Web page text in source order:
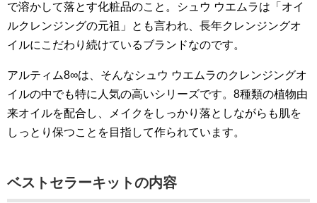
で溶かして落とす化粧品のこと。シュウ ウエムラは「オイ
ルクレンジングの元祖」とも言われ、長年クレンジングオ
イルにこだわり続けているブランドなのです。
アルティム8∞は、そんなシュウ ウエムラのクレンジングオ
イルの中でも特に人気の高いシリーズです。8種類の植物由
来オイルを配合し、メイクをしっかり落としながらも肌を
しっとり保つことを目指して作られています。
ベストセラーキットの内容